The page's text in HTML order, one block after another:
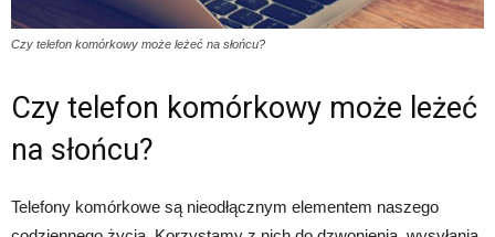
Czy telefon komórkowy może leżeć na słońcu?
Czy telefon komórkowy może leżeć
na słońcu?
Telefony komórkowe są nieodłącznym elementem naszego